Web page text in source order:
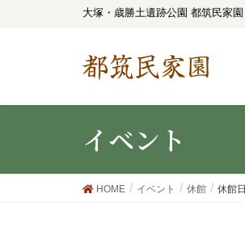
大塚・歳勝土遺跡公園 都筑民家園
都筑民家園
イベント
HOME イベント 休館 休館日